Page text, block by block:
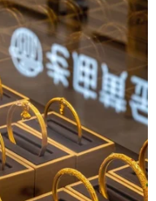
Chương/Vietnam+)
ngày 13/7, tại
Việt ở Lào
lãnh thổ biển